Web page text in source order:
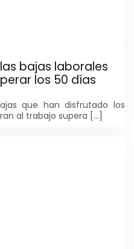
bajas laborales
los 50 días
que han disfrutado los
al trabajo supera […]